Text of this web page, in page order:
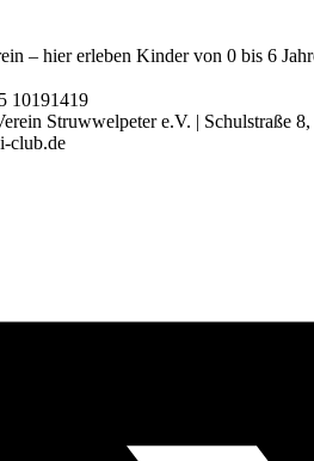
– hier erleben Kinder von 0 bis 6
10191419
Struwwelpeter e.V. | Schulstraße
club.de